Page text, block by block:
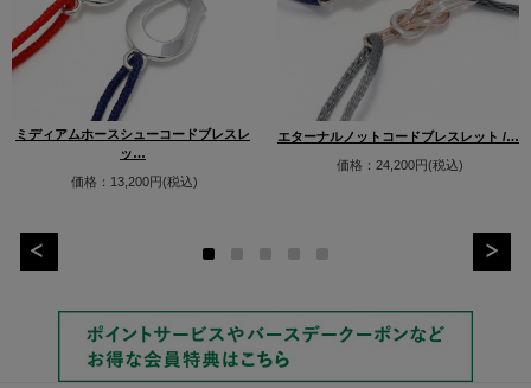
ミディアムホースシューコードブレスレ
ッ…
価格：13,200円(税込)
エターナルノットコードブレスレット /…
価格：24,200円(税込)